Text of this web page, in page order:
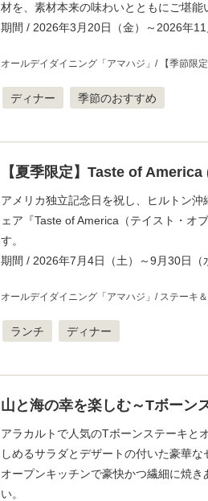
材を、素材本来の味わいとともにご堪能
期間 / 2026年3月20日（金）～2026年11
オールデイダイニング「アマハジ」 【季節限
ディナー 季節のおすすめ
【夏季限定】Taste of
アメリカ独立記念日を祝し、ヒルトン
ェア『Taste of America（テイスト・オ
す。
期間 / 2026年7月4日（土）～9月30日（
オールデイダイニング「アマハジ」 ステーキ
ランチ ディナー
山と海の幸を楽しむ～Tボーン
アラカルトで人気のTボーンステーキと
しめるサラダとデザートの付いた豪華な
オープンキッチンで豪快かつ繊細に焼き
い。